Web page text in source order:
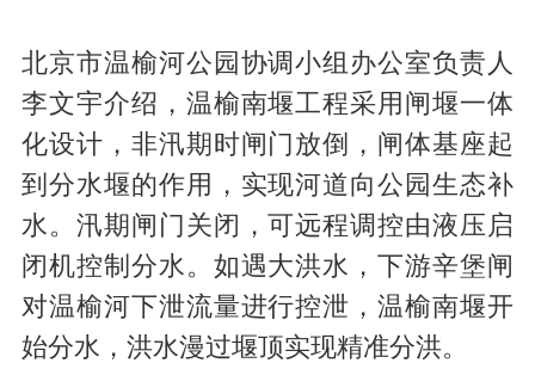
北京市温榆河公园协调小组办公室负责人
李文宇介绍，温榆南堰工程采用闸堰一体
化设计，非汛期时闸门放倒，闸体基座起
到分水堰的作用，实现河道向公园生态补
水。汛期闸门关闭，可远程调控由液压启
闭机控制分水。如遇大洪水，下游辛堡闸
对温榆河下泄流量进行控泄，温榆南堰开
始分水，洪水漫过堰顶实现精准分洪。